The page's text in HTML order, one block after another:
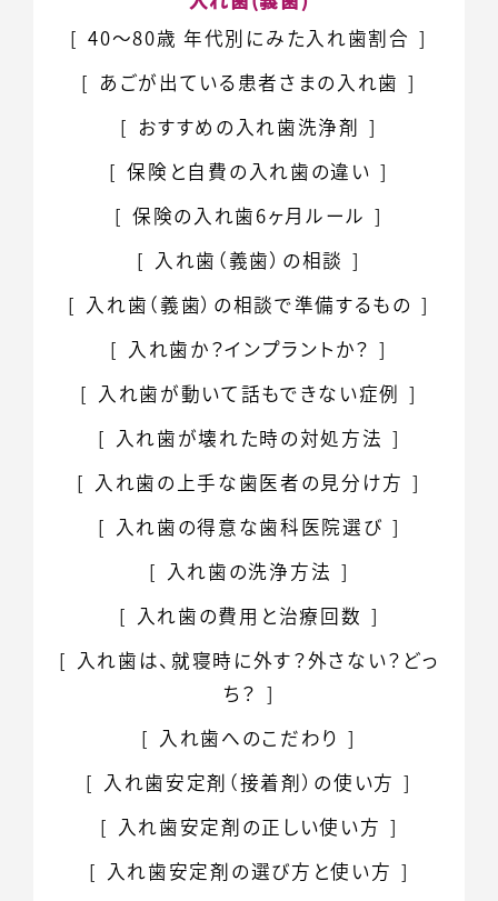
40～80歳 年代別にみた入れ歯割合
あごが出ている患者さまの入れ歯
おすすめの入れ歯洗浄剤
保険と自費の 入れ歯の違い
保険の入れ歯6ヶ月ルール
入れ歯（義歯）の相談
入れ歯（義歯）の相談で準備するもの
入れ歯か？インプラントか？
入れ歯が動いて話もできない症例
入れ歯が壊れた時の対処方法
入れ歯の上手な歯医者の見分け方
入れ歯の得意な歯科医院選び
入れ歯の洗浄方法
入れ歯の費用と治療回数
入れ歯は、就寝時に外す？外さない？どっ
ち？
入れ歯へのこだわり
入れ歯安定剤 （接着剤）の使い方
入れ歯安定剤の正しい使い方
入れ歯安定剤の選び方と使い方